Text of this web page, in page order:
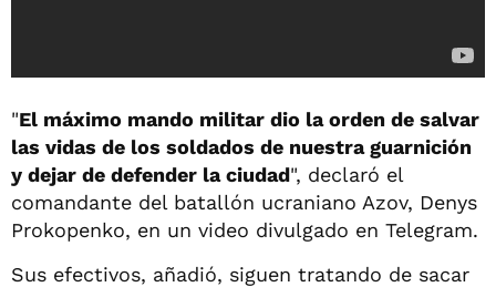
"El máximo mando militar dio la orden de salvar
las vidas de los soldados de nuestra guarnición
y dejar de defender la ciudad", declaró el
comandante del batallón ucraniano Azov, Denys
Prokopenko, en un video divulgado en Telegram.
Sus efectivos, añadió, siguen tratando de sacar